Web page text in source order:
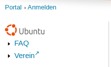
Portal Anmelden
Ubuntu
FAQ
Verein